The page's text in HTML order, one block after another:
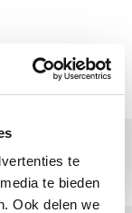
te
te bieden
Ook delen we
is
is
is